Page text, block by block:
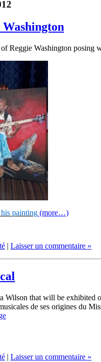
Reggie Washington posing
painting (more…)
Laisser un commentaire »
Wilson that will be
de ses origines du
| Laisser un commentaire »